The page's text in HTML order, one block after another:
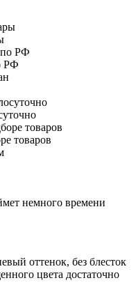
РФ
товаров
немного времени
оттенок, без блесток
цвета достаточно